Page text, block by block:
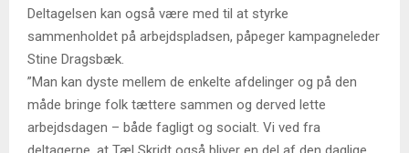
Deltagelsen kan også være med til at styrke
sammenholdet på arbejdspladsen, påpeger kampagneleder
Stine Dragsbæk.
”Man kan dyste mellem de enkelte afdelinger og på den
måde bringe folk tættere sammen og derved lette
arbejdsdagen – både fagligt og socialt. Vi ved fra